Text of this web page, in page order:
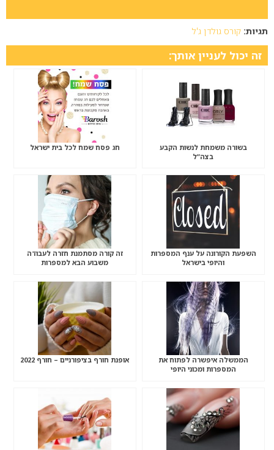
תגיות: קורס גולדן ג'ל
זה יכול לעניין אותך:
בשורה משמחת לנשות הקבע
בצה”ל
חג פסח שמח לכל בית ישראל
השפעת הקורונה על ענף המספרות
והיופי בישראל
זה קורה מסתמנת חזרה לעבודה
משבוע הבא למספרות
הממשלה איפשרה לפתוח את
המספרות ומכוני היופי
אופנת חורף בציפורניים – חורף 2022